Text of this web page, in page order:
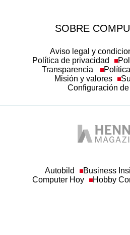
Aviso legal y
Misión y valores
Configuración
Business